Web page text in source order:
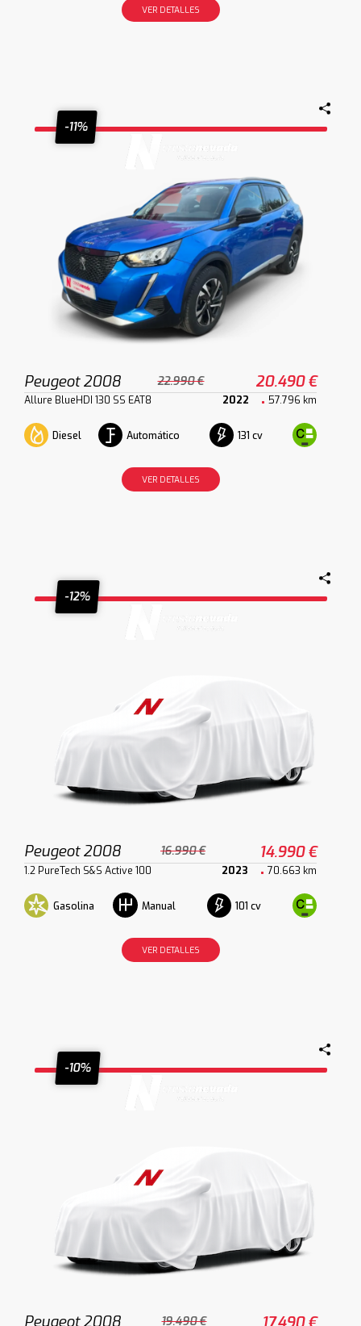
VER DETALLES
-11%
Peugeot 2008 22.990 € 20.490 €
Allure BlueHDI 130 SS EAT8 2022 57.796 km
Diesel Automático 131 cv
VER DETALLES
-12%
Peugeot 2008 16.990 € 14.990 €
1.2 PureTech S&S Active 100 2023 70.663 km
Gasolina Manual 101 cv
VER DETALLES
-10%
Peugeot 2008 19.490 €